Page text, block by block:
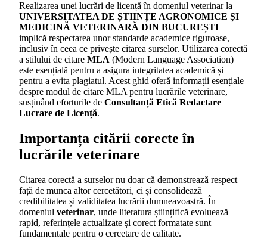
Realizarea unei lucrări de licență în domeniul veterinar la
UNIVERSITATEA DE ȘTIINȚE AGRONOMICE ȘI
MEDICINĂ VETERINARĂ DIN BUCUREȘTI
implică respectarea unor standarde academice riguroase,
inclusiv în ceea ce privește citarea surselor. Utilizarea corectă
a stilului de citare MLA (Modern Language Association)
este esențială pentru a asigura integritatea academică și
pentru a evita plagiatul. Acest ghid oferă informații esențiale
despre modul de citare MLA pentru lucrările veterinare,
susținând eforturile de Consultanță Etică Redactare
Lucrare de Licență.
Importanța citării corecte în
lucrările veterinare
Citarea corectă a surselor nu doar că demonstrează respect
față de munca altor cercetători, ci și consolidează
credibilitatea și validitatea lucrării dumneavoastră. În
domeniul veterinar, unde literatura științifică evoluează
rapid, referințele actualizate și corect formatate sunt
fundamentale pentru o cercetare de calitate.